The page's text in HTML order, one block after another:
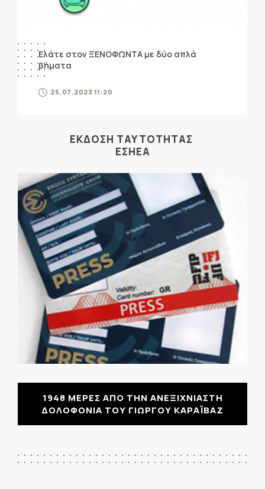
Ελάτε στον ΞΕΝΟΦΩΝΤΑ με δύο απλά
βήματα
25.07.2023 11:20
ΕΚΔΟΣΗ ΤΑΥΤΟΤΗΤΑΣ
ΕΣΗΕΑ
1948 ΜΕΡΕΣ ΑΠΟ ΤΗΝ ΑΝΕΞΙΧΝΙΑΣΤΗ
ΔΟΛΟΦΟΝΙΑ ΤΟΥ ΓΙΩΡΓΟΥ ΚΑΡΑΪΒΑΖ